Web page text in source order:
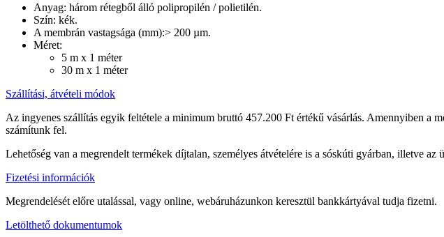
Anyag: három rétegből álló polipropilén / polietilén.
Szín: kék.
A membrán vastagsága (mm):> 200 µm.
Méret:
5 m x 1 méter
30 m x 1 méter
Szállítási, átvételi módok
Az ingyenes szállítás egyik feltétele a minimum bruttó 457.200 Ft értékű vásárlás. Amennyiben
számítunk fel.
Lehetőség van a megrendelt termékek díjtalan, személyes átvételére is a sóskúti gyárban, illetve
Fizetési információk
Megrendelését előre utalással, vagy online, webáruházunkon keresztül bankkártyával tudja fizetni.
Letölthető dokumentumok